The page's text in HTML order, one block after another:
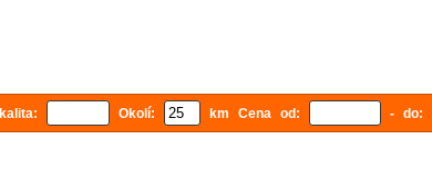
Okolí: km Cena od: - do: